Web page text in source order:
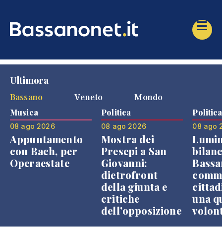
Ultimora
Bassano
Veneto Mondo
Musica
08 ago 2026
Appuntamento
con Bach, per
Operaestate
Politica
08 ago 2026
Mostra dei
Presepi a San
Giovanni:
dietrofront
della giunta e
critiche
dell'opposizione
Politica
08 ago
una